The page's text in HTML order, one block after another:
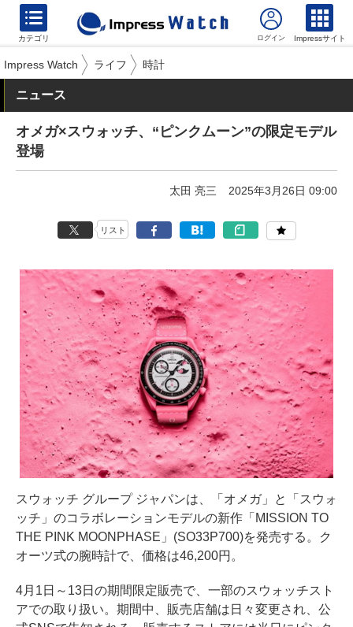
カテゴリ Impressサイト
Impress Watch ライフ 時計
ニュース
オメガ×スウォッチ、“ピンクムーン”の限定モデル
登場
太田 亮三 2025年3月26日 09:00
リスト
スウォッチ グループ ジャパンは、「オメガ」と「スウォ
ッチ」のコラボレーションモデルの新作「MISSION TO
THE PINK MOONPHASE」(SO33P700)を発売する。ク
オーツ式の腕時計で、価格は46,200円。
4月1日～13日の期間限定販売で、一部のスウォッチスト
アでの取り扱い。期間中、販売店舗は日々変更され、公